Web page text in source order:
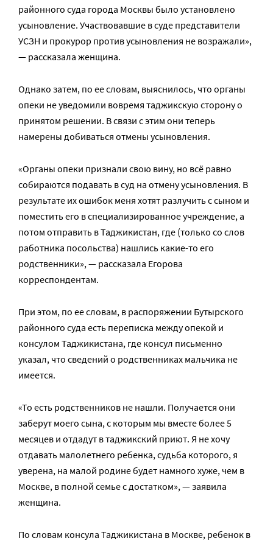
районного суда города Москвы было установлено
усыновление. Участвовавшие в суде представители
УСЗН и прокурор против усыновления не возражали»,
— рассказала женщина.
Однако затем, по ее словам, выяснилось, что органы
опеки не уведомили вовремя таджикскую сторону о
принятом решении. В связи с этим они теперь
намерены добиваться отмены усыновления.
«Органы опеки признали свою вину, но всё равно
собираются подавать в суд на отмену усыновления. В
результате их ошибок меня хотят разлучить с сыном и
поместить его в специализированное учреждение, а
потом отправить в Таджикистан, где (только со слов
работника посольства) нашлись какие-то его
родственники», — рассказала Егорова
корреспондентам.
При этом, по ее словам, в распоряжении Бутырского
районного суда есть переписка между опекой и
консулом Таджикистана, где консул письменно
указал, что сведений о родственниках мальчика не
имеется.
«То есть родственников не нашли. Получается они
заберут моего сына, с которым мы вместе более 5
месяцев и отдадут в таджикский приют. Я не хочу
отдавать малолетнего ребенка, судьба которого, я
уверена, на малой родине будет намного хуже, чем в
Москве, в полной семье с достатком», — заявила
женщина.
По словам консула Таджикистана в Москве, ребенок в